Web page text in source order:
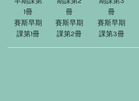
賽斯早期
課第1冊
賽斯早期
課第2冊
賽斯早期
課第3冊